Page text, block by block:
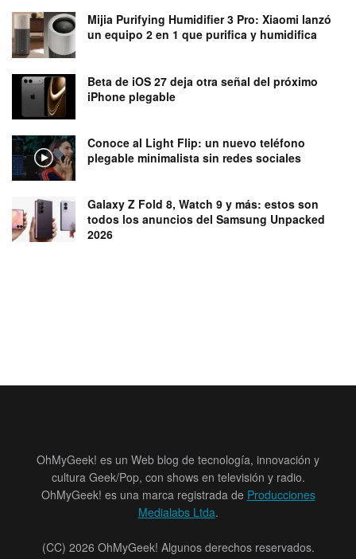
Mijia Purifying Humidifier 3 Pro: Xiaomi lanzó
un equipo 2 en 1 que purifica y humidifica
Beta de iOS 27 deja otra señal del próximo
iPhone plegable
Conoce al Light Flip: un nuevo teléfono
plegable minimalista sin redes sociales
Galaxy Z Fold 8, Watch 9 y más: estos son
todos los anuncios del Samsung Unpacked
2026
OhMyGeek! es un Web blog de tecnología, innovación y
cultura Geek/Pop, con shows en televisión y radio.
OhMyGeek! es una marca registrada de Producciones
Medialabs Ltda.
(CC) 2026 OhMyGeek! Algunos derechos reservados.